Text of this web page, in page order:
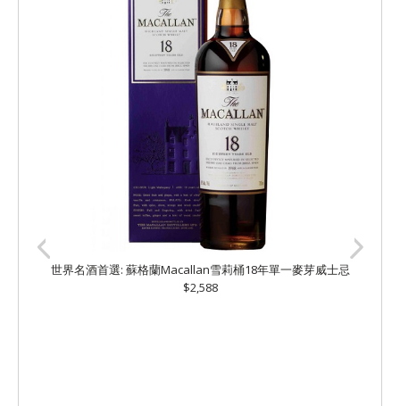
世界名酒首選: 蘇格蘭Macallan雪莉桶18年單一麥芽威士忌
$2,588